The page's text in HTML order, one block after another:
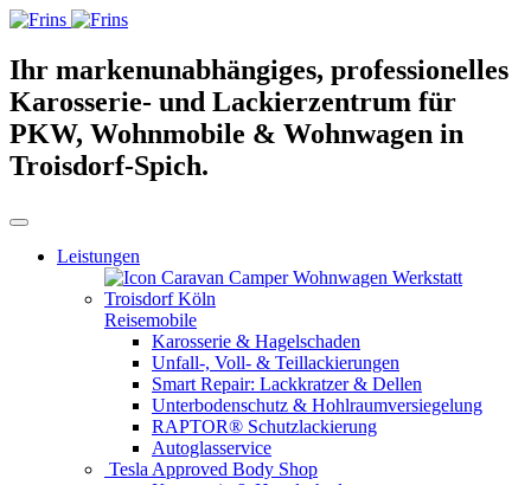
Ihr markenunabhängiges, professionelles
Karosserie- und Lackierzentrum für
PKW, Wohnmobile & Wohnwagen in
Troisdorf-Spich.
Leistungen
Reisemobile
Karosserie & Hagelschaden
Unfall-, Voll- & Teillackierungen
Smart Repair: Lackkratzer & Dellen
Unterbodenschutz & Hohlraumversiegelung
RAPTOR® Schutzlackierung
Autoglasservice
Tesla Approved Body Shop